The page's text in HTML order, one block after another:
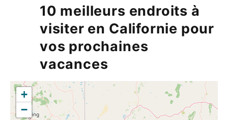
10 meilleurs endroits à
visiter en Californie pour
vos prochaines
vacances
+
−